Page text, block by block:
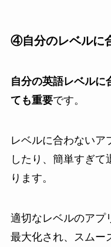
④自分のレベルに
自分の英語レベルに
ても重要です。
レベルに合わないア
したり、簡単すぎて
ります。
適切なレベルのアプ
最大化され、スムー